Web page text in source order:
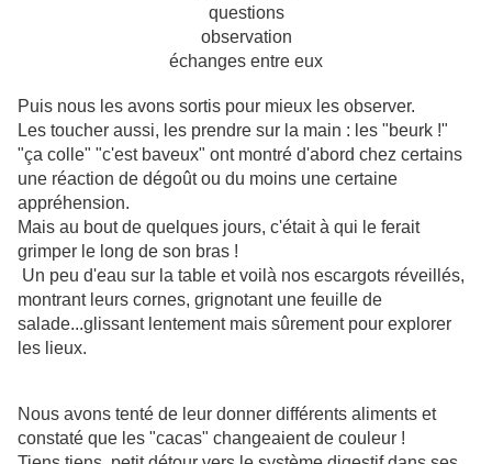
questions
observation
échanges entre eux
Puis nous les avons sortis pour mieux les observer.
Les toucher aussi, les prendre sur la main : les "beurk !"
"ça colle" "c'est baveux" ont montré d'abord chez certains
une réaction de dégoût ou du moins une certaine
appréhension.
Mais au bout de quelques jours, c'était à qui le ferait
grimper le long de son bras !
Un peu d'eau sur la table et voilà nos escargots réveillés,
montrant leurs cornes, grignotant une feuille de
salade...glissant lentement mais sûrement pour explorer
les lieux.
Nous avons tenté de leur donner différents aliments et
constaté que les "cacas" changeaient de couleur !